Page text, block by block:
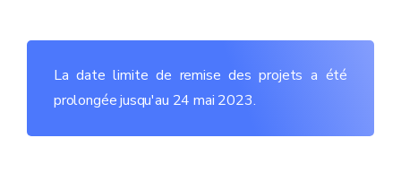
La date limite de remise des projets a été
prolongée jusqu'au 24 mai 2023.